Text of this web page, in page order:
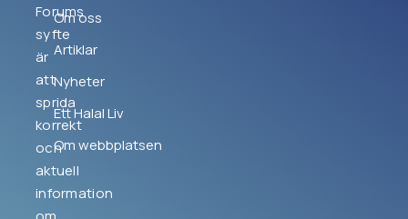
Forums
syfte
är
att
sprida
korrekt
och
aktuell
information
Om oss
Artiklar
Nyheter
Ett Halal Liv
Om webbplatsen